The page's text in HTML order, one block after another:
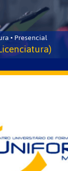
• Presencial